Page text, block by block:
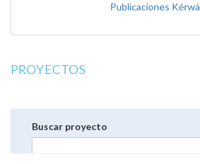
Publicaciones Kérwá
PROYECTOS
Buscar proyecto